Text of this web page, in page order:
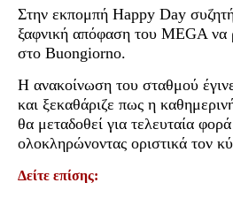
Στην εκπομπή Happy Day
ξαφνική απόφαση του MEGA να
στο Buongiorno.
Η ανακοίνωση του σταθμού
και ξεκαθάριζε πως η
θα μεταδοθεί για τελευταία
ολοκληρώνοντας οριστικά τον
Δείτε επίσης: